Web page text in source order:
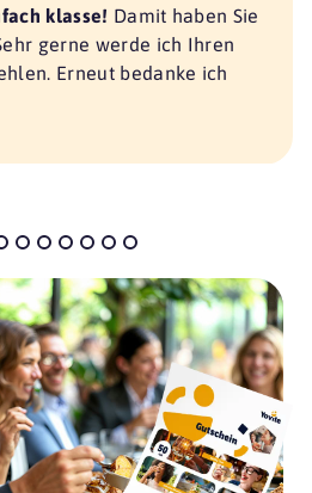
klasse! Damit haben Sie
gerne werde ich Ihren
Erneut bedanke ich